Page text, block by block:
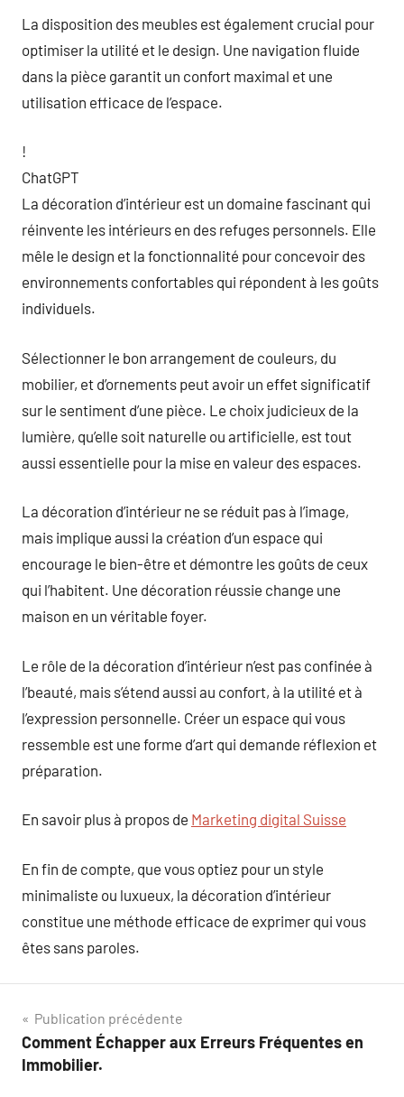
La disposition des meubles est également crucial pour
optimiser la utilité et le design. Une navigation fluide
dans la pièce garantit un confort maximal et une
utilisation efficace de l’espace.
!
ChatGPT
La décoration d’intérieur est un domaine fascinant qui
réinvente les intérieurs en des refuges personnels. Elle
mêle le design et la fonctionnalité pour concevoir des
environnements confortables qui répondent à les goûts
individuels.
Sélectionner le bon arrangement de couleurs, du
mobilier, et d’ornements peut avoir un effet significatif
sur le sentiment d’une pièce. Le choix judicieux de la
lumière, qu’elle soit naturelle ou artificielle, est tout
aussi essentielle pour la mise en valeur des espaces.
La décoration d’intérieur ne se réduit pas à l’image,
mais implique aussi la création d’un espace qui
encourage le bien-être et démontre les goûts de ceux
qui l’habitent. Une décoration réussie change une
maison en un véritable foyer.
Le rôle de la décoration d’intérieur n’est pas confinée à
l’beauté, mais s’étend aussi au confort, à la utilité et à
l’expression personnelle. Créer un espace qui vous
ressemble est une forme d’art qui demande réflexion et
préparation.
En savoir plus à propos de Marketing digital Suisse
En fin de compte, que vous optiez pour un style
minimaliste ou luxueux, la décoration d’intérieur
constitue une méthode efficace de exprimer qui vous
êtes sans paroles.
Navigation
de
Publication précédente
Comment Échapper aux Erreurs Fréquentes en
Immobilier.